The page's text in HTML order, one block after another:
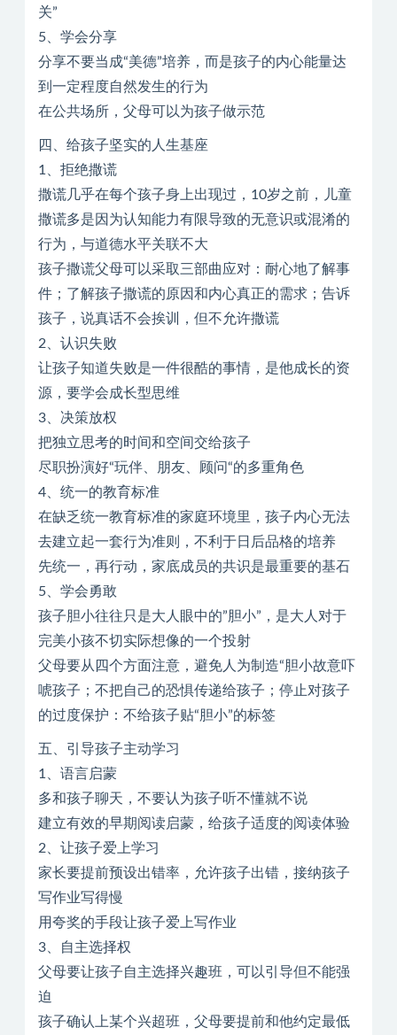
关”
5、学会分享
分享不要当成“美德”培养，而是孩子的内心能量达
到一定程度自然发生的行为
在公共场所，父母可以为孩子做示范
四、给孩子坚实的人生基座
1、拒绝撒谎
撒谎几乎在每个孩子身上出现过，10岁之前，儿童
撒谎多是因为认知能力有限导致的无意识或混淆的
行为，与道德水平关联不大
孩子撒谎父母可以采取三部曲应对：耐心地了解事
件；了解孩子撒谎的原因和内心真正的需求；告诉
孩子，说真话不会挨训，但不允许撒谎
2、认识失败
让孩子知道失败是一件很酷的事情，是他成长的资
源，要学会成长型思维
3、决策放权
把独立思考的时间和空间交给孩子
尽职扮演好“玩伴、朋友、顾问“的多重角色
4、统一的教育标准
在缺乏统一教育标准的家庭环境里，孩子内心无法
去建立起一套行为准则，不利于日后品格的培养
先统一，再行动，家底成员的共识是最重要的基石
5、学会勇敢
孩子胆小往往只是大人眼中的”胆小”，是大人对于
完美小孩不切实际想像的一个投射
父母要从四个方面注意，避免人为制造“胆小故意吓
唬孩子；不把自己的恐惧传递给孩子；停止对孩子
的过度保护：不给孩子贴“胆小”的标签
五、引导孩子主动学习
1、语言启蒙
多和孩子聊天，不要认为孩子听不懂就不说
建立有效的早期阅读启蒙，给孩子适度的阅读体验
2、让孩子爱上学习
家长要提前预设出错率，允许孩子出错，接纳孩子
写作业写得慢
用夸奖的手段让孩子爱上写作业
3、自主选择权
父母要让孩子自主选择兴趣班，可以引导但不能强
迫
孩子确认上某个兴超班，父母要提前和他约定最低